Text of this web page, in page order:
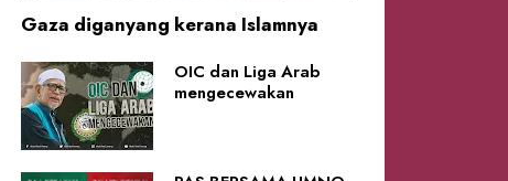
Gaza diganyang kerana Islamnya
OIC dan Liga Arab
mengecewakan